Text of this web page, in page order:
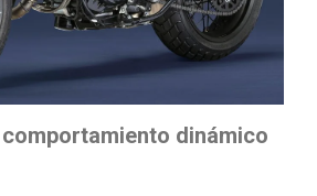
dinámico